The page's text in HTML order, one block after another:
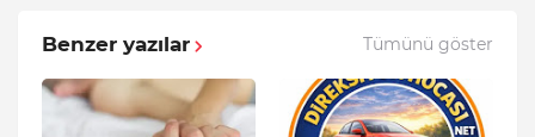
Benzer yazılar Tümünü göster